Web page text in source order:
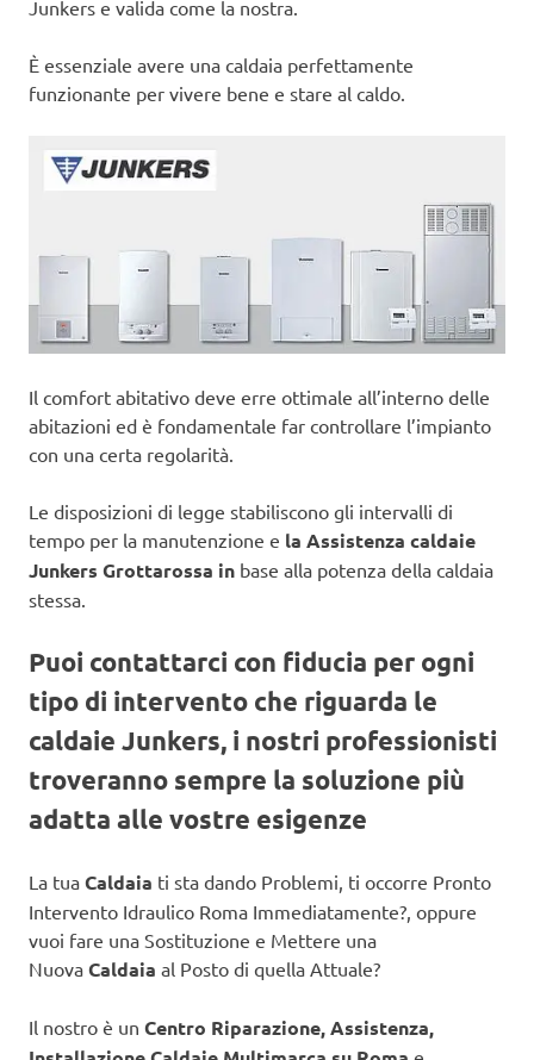
Junkers e valida come la nostra.
È essenziale avere una caldaia perfettamente
funzionante per vivere bene e stare al caldo.
Il comfort abitativo deve erre ottimale all’interno delle
abitazioni ed è fondamentale far controllare l’impianto
con una certa regolarità.
Le disposizioni di legge stabiliscono gli intervalli di
tempo per la manutenzione e la Assistenza caldaie
Junkers Grottarossa in base alla potenza della caldaia
stessa.
Puoi contattarci con fiducia per ogni
tipo di intervento che riguarda le
caldaie Junkers, i nostri professionisti
troveranno sempre la soluzione più
adatta alle vostre esigenze
La tua Caldaia ti sta dando Problemi, ti occorre Pronto
Intervento Idraulico Roma Immediatamente?, oppure
vuoi fare una Sostituzione e Mettere una
Nuova Caldaia al Posto di quella Attuale?
Il nostro è un Centro Riparazione, Assistenza,